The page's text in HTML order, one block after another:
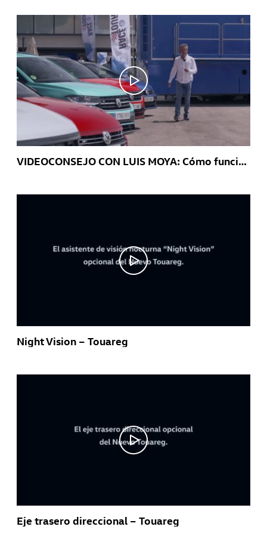
VIDEOCONSEJO CON LUIS MOYA: Cómo funciona el sistema Night Vision
Night Vision – Touareg
Eje trasero direccional – Touareg